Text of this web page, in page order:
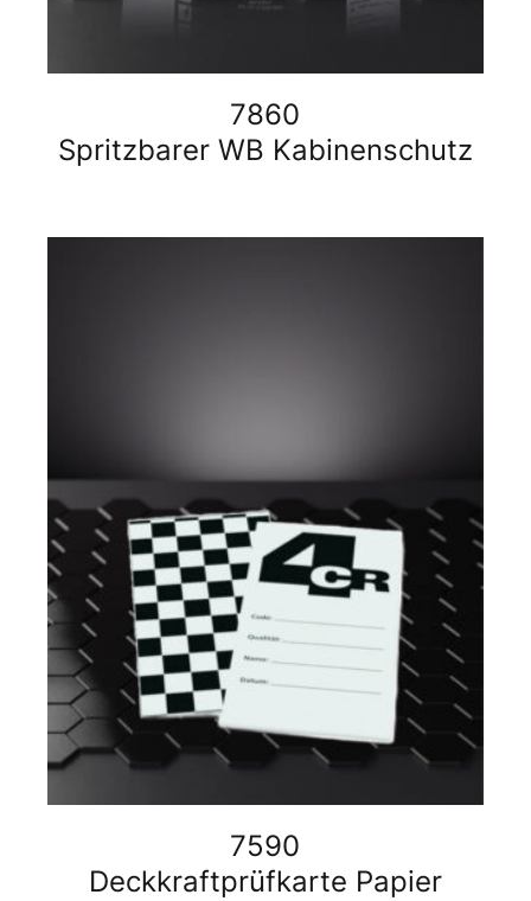
7860
Spritzbarer WB Kabinenschutz
7590
Deckkraftprüfkarte Papier